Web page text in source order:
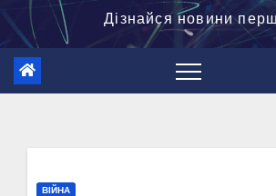
Дізнайся новини
ВІЙНА